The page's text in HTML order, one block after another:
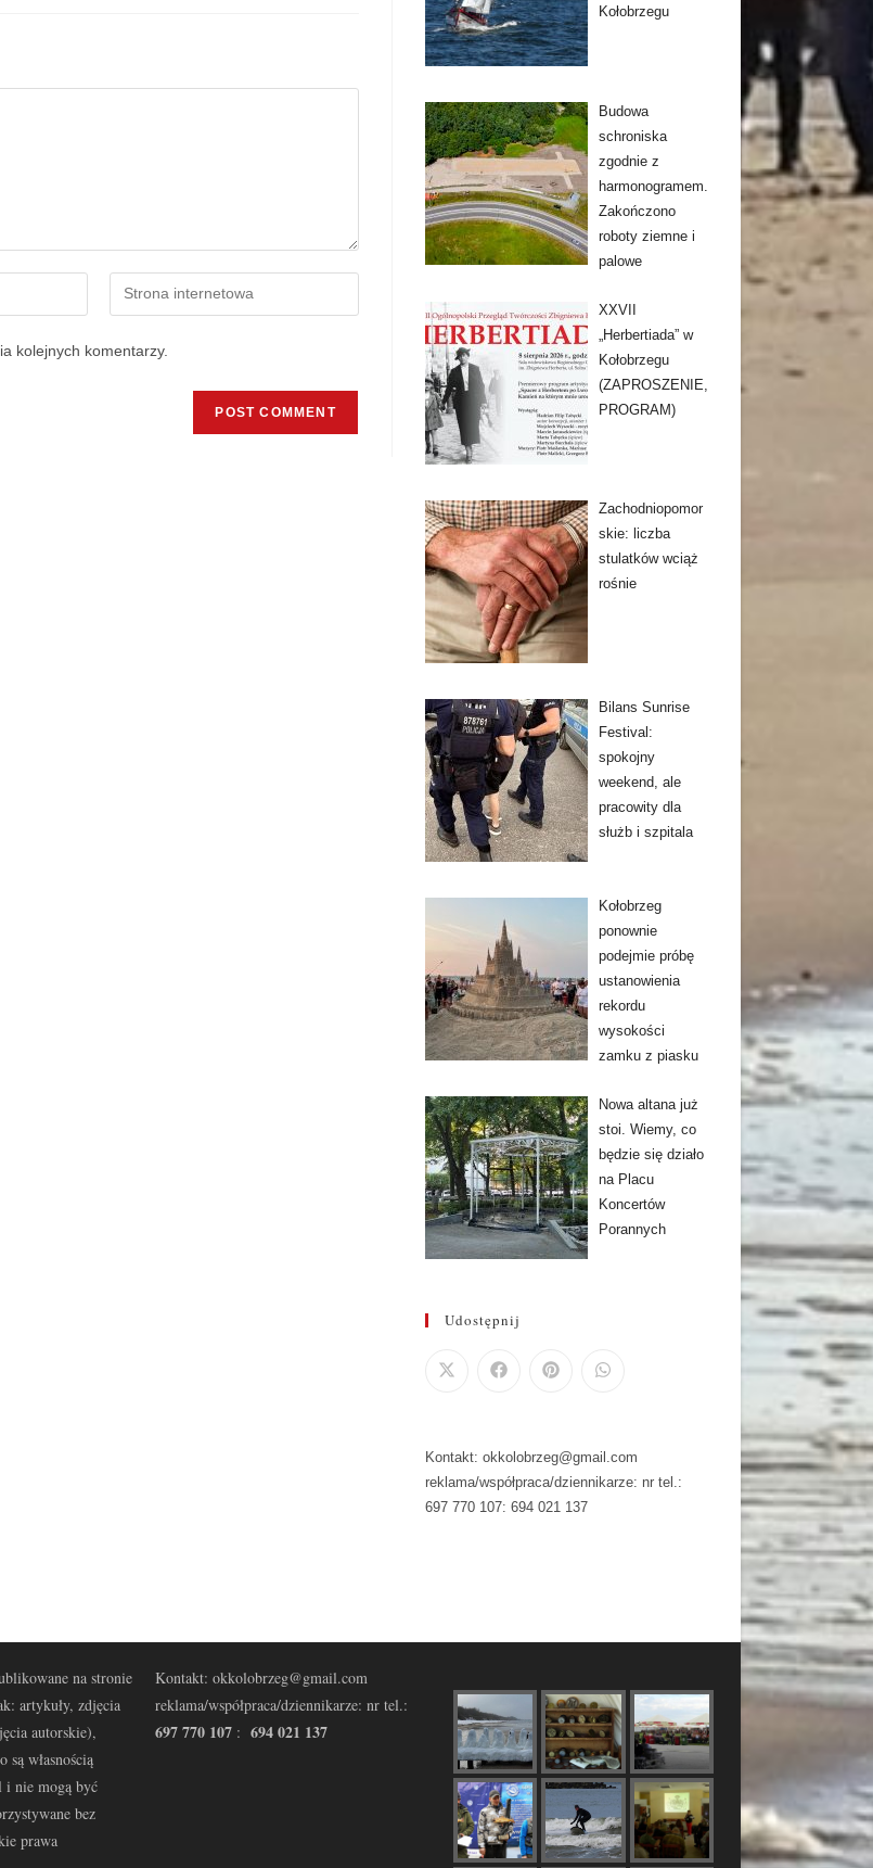
kolejnych komentarzy.
Kołobrzegu
Budowa
schroniska
zgodnie z
harmonogramem.
Zakończono
roboty ziemne i
palowe
XXVII
„Herbertiada” w
Kołobrzegu
(ZAPROSZENIE,
PROGRAM)
Zachodniopomor
skie: liczba
stulatków wciąż
rośnie
Bilans Sunrise
Festival:
spokojny
weekend, ale
pracowity dla
służb i szpitala
Kołobrzeg
ponownie
podejmie próbę
ustanowienia
rekordu
wysokości
zamku z piasku
Nowa altana już
stoi. Wiemy, co
będzie się działo
na Placu
Koncertów
Porannych
Udostępnij
Kontakt: okkolobrzeg@gmail.com
reklama/współpraca/dziennikarze: nr tel.:
697 770 107: 694 021 137
na stronie
artykuły, zdjęcia
autorskie),
są własnością
i nie mogą być
bez
prawa
Kontakt: okkolobrzeg@gmail.com
reklama/współpraca/dziennikarze: nr tel.:
697 770 107 : 694 021 137